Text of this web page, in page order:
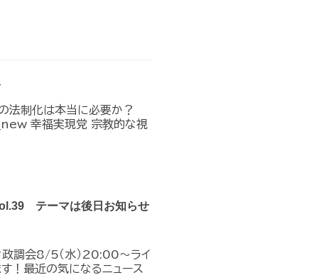
法制化は本当に必要か？
幸福実現党 宗教的な視
テーマは後日お知らせ
調会8/5（水）20:00～ライ
！最近の気になるニュース